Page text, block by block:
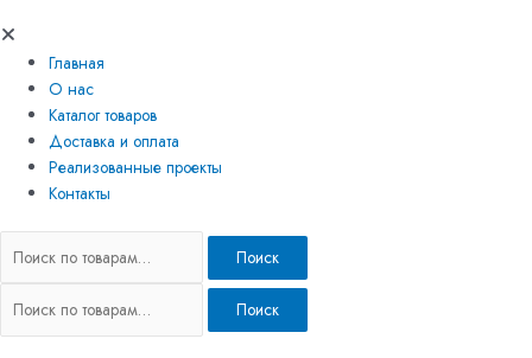
Главная
О нас
Каталог товаров
Доставка и оплата
Реализованные проекты
Контакты
Поиск
Поиск